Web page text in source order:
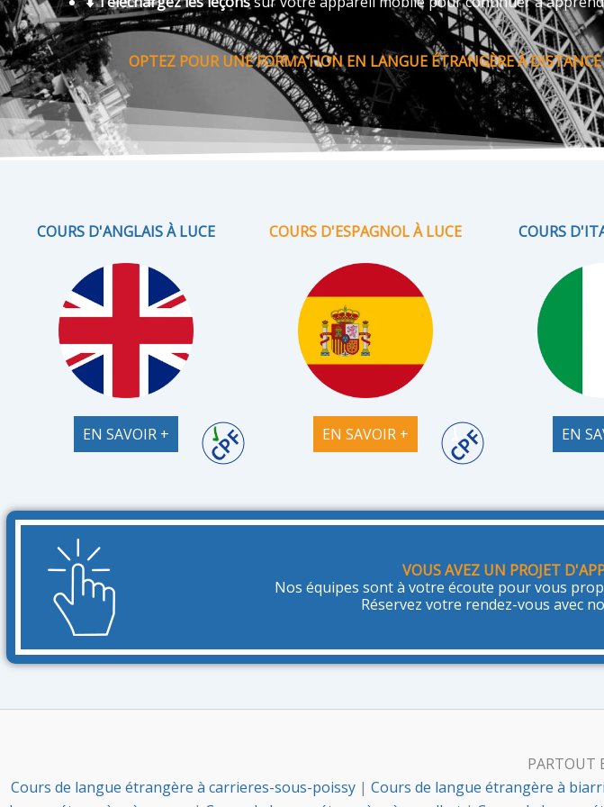
OPTEZ POUR UNE FORMATION EN LANGUE ÉTRANGÈRE À
COURS D'ANGLAIS À LUCE
EN SAVOIR +
COURS D'ESPAGNOL À LUCE
EN SAVOIR +
COURS
EN
VOUS AVEZ UN PROJET
Nos équipes sont à votre écoute pour vous
Réservez votre rendez-vous avec
PARTOUT
Cours de langue étrangère à carrieres-sous-poissy | Cours de langue étrangère à